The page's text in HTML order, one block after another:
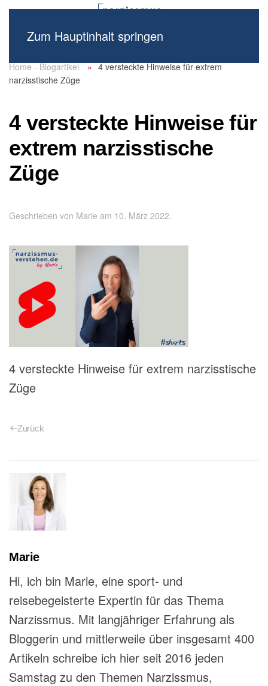
Zum Hauptinhalt springen
Home - Blogartikel
4 versteckte Hinweise für extrem
narzisstische Züge
4 versteckte Hinweise für
extrem narzisstische
Züge
Geschrieben von Marie am 10. März 2022.
4 versteckte Hinweise für extrem narzisstische
Züge
Zurück
Marie
Hi, ich bin Marie, eine sport- und
reisebegeisterte Expertin für das Thema
Narzissmus. Mit langjähriger Erfahrung als
Bloggerin und mittlerweile über insgesamt 400
Artikeln schreibe ich hier seit 2016 jeden
Samstag zu den Themen Narzissmus,